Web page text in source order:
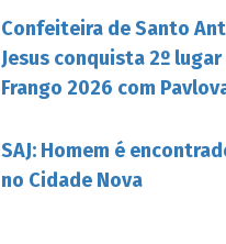
Confeiteira de Santo
Jesus conquista 2º
Frango 2026 com
SAJ: Homem é
no Cidade Nova